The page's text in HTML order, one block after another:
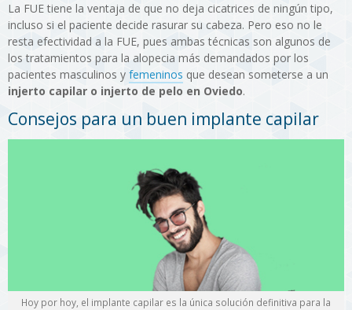
La FUE tiene la ventaja de que no deja cicatrices de ningún tipo,
incluso si el paciente decide rasurar su cabeza. Pero eso no le
resta efectividad a la FUE, pues ambas técnicas son algunos de
los tratamientos para la alopecia más demandados por los
pacientes masculinos y femeninos que desean someterse a un
injerto capilar o injerto de pelo en Oviedo.
Consejos para un buen implante capilar
Hoy por hoy, el implante capilar es la única solución definitiva para la